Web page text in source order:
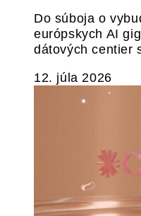
Do súboja o
európskych AI
dátových centier
12. júla 2026